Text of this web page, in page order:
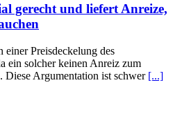
gerecht und liefert Anreize,
Preisdeckelung des
ein solcher keinen Anreiz zum
Diese Argumentation ist schwer [...]